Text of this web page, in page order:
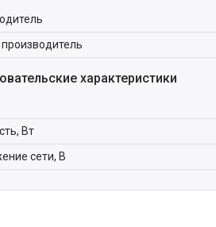
характеристики
Вт
сети, В